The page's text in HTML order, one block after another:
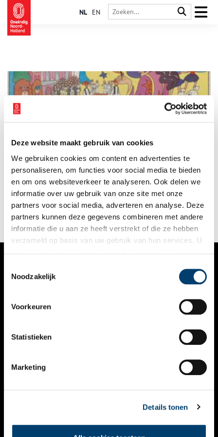
Deze website maakt gebruik van cookies
We gebruiken cookies om content en advertenties te
personaliseren, om functies voor social media te bieden
en om ons websiteverkeer te analyseren. Ook delen we
informatie over uw gebruik van onze site met onze
partners voor social media, adverteren en analyse. Deze
partners kunnen deze gegevens combineren met andere
informatie die u aan ze heeft verstrekt of die ze hebben
verzameld op basis van uw gebruik van hun services. U
Noodzakelijk
Voorkeuren
Statistieken
Marketing
Details tonen
NL EN
Elke maand plaatst het Regionaal Archief Alkmaar een
bijzonder archiefstuk uit de collectie in de schijnwerpers. Deze
keer: een langspeelplaat met de jeugdmusical ‘De tovenaar van
Alkmaar’ uit 1972.
3 min
VERHALEN
KALENDER
THEMA’S
VIDEO’S
CONTACT